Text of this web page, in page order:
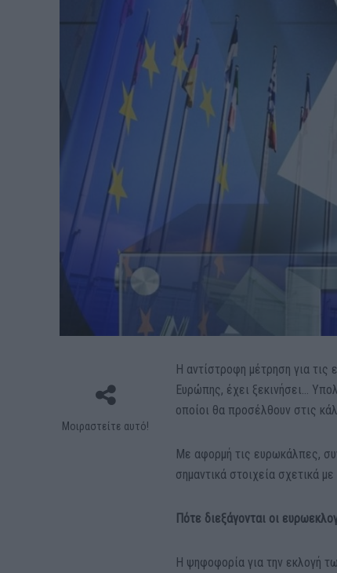
Μοιραστείτε αυτό!
Η αντίστροφη μέτρηση για
Ευρώπης, έχει ξεκινήσει…
οποίοι θα προσέλθουν στις
Με αφορμή τις ευρωκάλπες,
σημαντικά στοιχεία σχετικά
Πότε διεξάγονται οι
Η ψηφοφορία για την εκλογή